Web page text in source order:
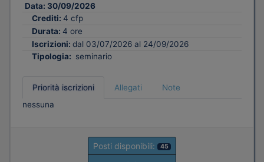
Data: 30/09/2026
Crediti: 4 cfp
Durata: 4 ore
Iscrizioni: dal 03/07/2026 al 24/09/2026
Tipologia: seminario
Priorità iscrizioni Allegati
Note
nessuna
Posti disponibili: 45